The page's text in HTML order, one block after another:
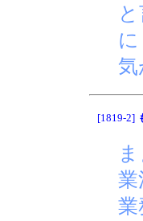
[1819-2]
業
業